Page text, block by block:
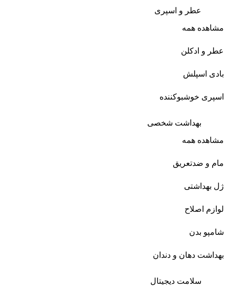
عطر و اسپری
مشاهده همه
عطر و ادکلن
بادی اسپلش
اسپری خوشبوکننده
بهداشت شخصی
مشاهده همه
مام و ضدتعریق
ژل بهداشتی
لوازم اصلاح
شامپو بدن
بهداشت دهان و دندان
سلامت دیجیتال